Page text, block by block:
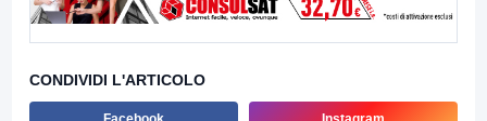
CONDIVIDI L'ARTICOLO